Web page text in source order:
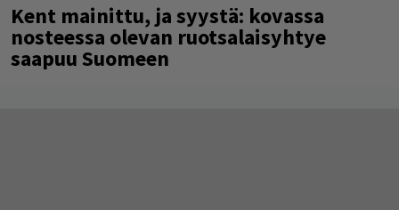
Kent mainittu, ja syystä: kovassa
nosteessa olevan ruotsalaisyhtye
saapuu Suomeen